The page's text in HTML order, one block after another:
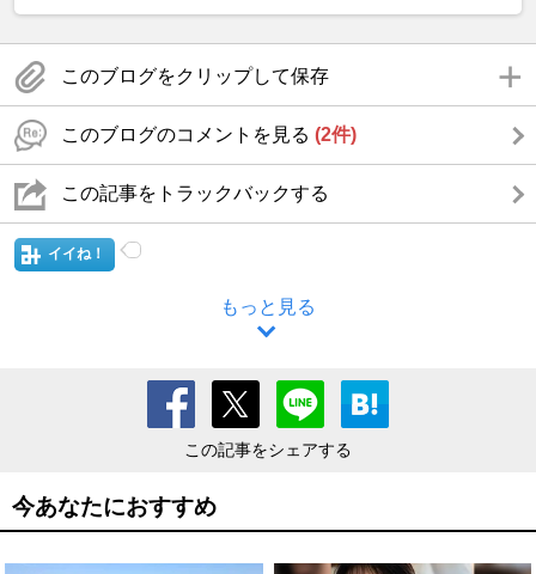
このブログをクリップして保存
このブログのコメントを見る (2件)
この記事をトラックバックする
イイね！
もっと見る
この記事をシェアする
今あなたにおすすめ